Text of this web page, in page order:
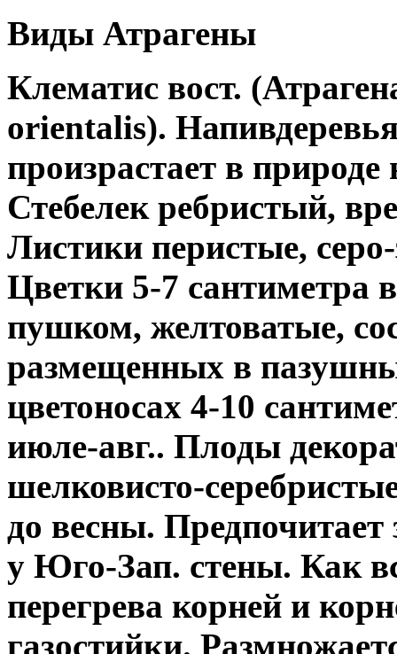
Виды Атрагены
Клематис вост.
orientalis).
произрастает в
Стебелек ребристый,
Листики перистые,
Цветки 5-7 сантиметра
пушком, желтоватые,
размещенных в
цветоносах 4-10
июле-авг.. Плоды
шелковисто-
до весны.
у Юго-Зап. стены. Как
перегрева корней и
газостийки.